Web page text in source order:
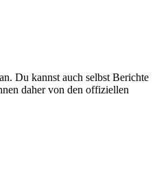
Du kannst auch selbst Berichte
daher von den offiziellen